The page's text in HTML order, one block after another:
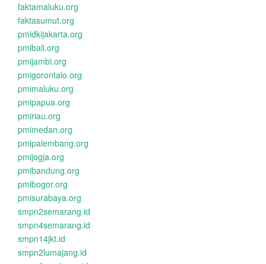
faktamaluku.org
faktasumut.org
pmidkijakarta.org
pmibali.org
pmijambi.org
pmigorontalo.org
pmimaluku.org
pmipapua.org
pmiriau.org
pmimedan.org
pmipalembang.org
pmijogja.org
pmibandung.org
pmibogor.org
pmisurabaya.org
smpn2semarang.id
smpn4semarang.id
smpn14jkt.id
smpn2lumajang.id